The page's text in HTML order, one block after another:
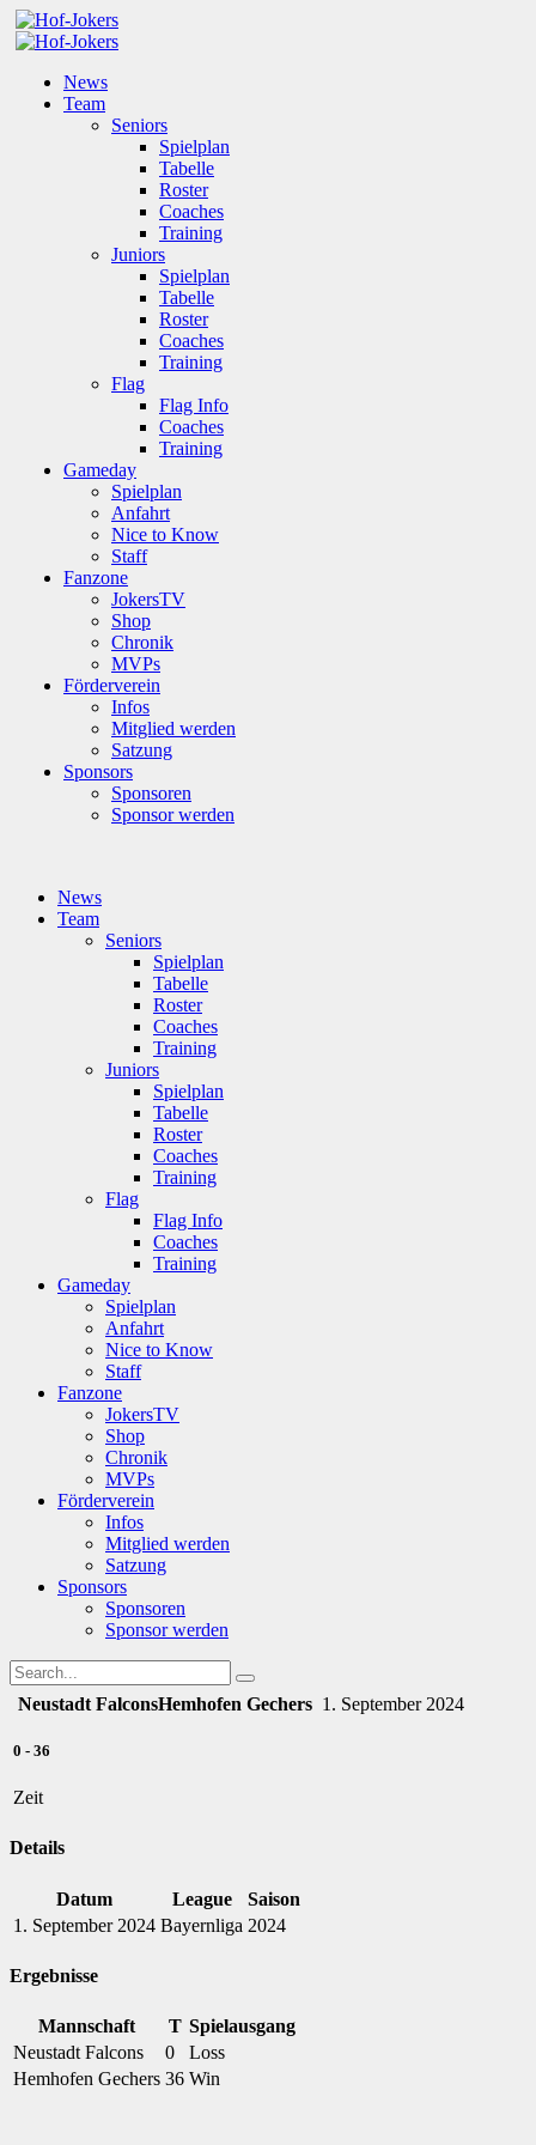
News
Team
Seniors
Spielplan
Tabelle
Roster
Coaches
Training
Juniors
Spielplan
Tabelle
Roster
Coaches
Training
Flag
Flag Info
Coaches
Training
Gameday
Spielplan
Anfahrt
Nice to Know
Staff
Fanzone
JokersTV
Shop
Chronik
MVPs
Förderverein
Infos
Mitglied werden
Satzung
Sponsors
Sponsoren
Sponsor werden
News
Team
Seniors
Spielplan
Tabelle
Roster
Coaches
Training
Juniors
Spielplan
Tabelle
Roster
Coaches
Training
Flag
Flag Info
Coaches
Training
Gameday
Spielplan
Anfahrt
Nice to Know
Staff
Fanzone
JokersTV
Shop
Chronik
MVPs
Förderverein
Infos
Mitglied werden
Satzung
Sponsors
Sponsoren
Sponsor werden
Neustadt FalconsHemhofen Gechers 1. September 2024
0 - 36
Zeit
Details
Datum League
Saison
1. September 2024 Bayernliga 2024
Ergebnisse
Mannschaft T Spielausgang
Neustadt Falcons
0
Loss
Hemhofen Gechers 36 Win